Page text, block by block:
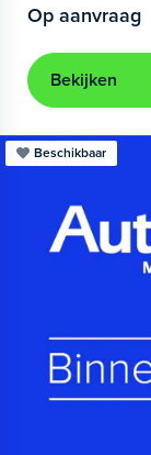
Op aanvraag
Bekijken
Beschikbaar